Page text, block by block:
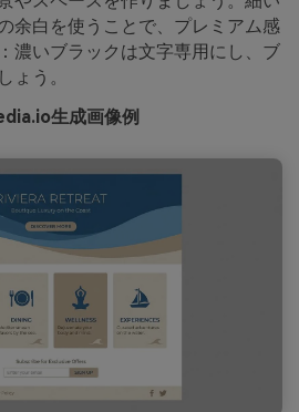
余白を使うことで、プレミアム感
濃いブラックは文字専用にし、ブ
ょう。
生成画像例